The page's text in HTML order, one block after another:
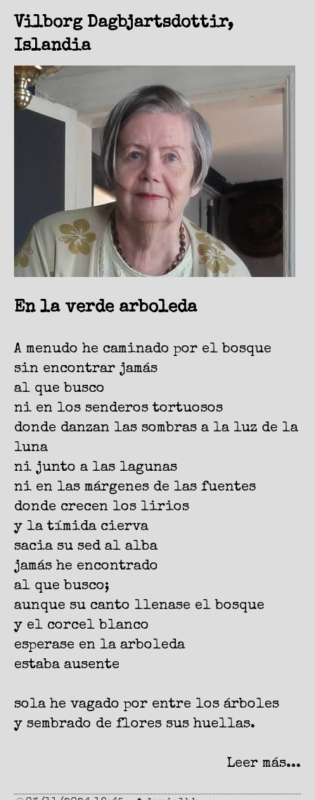
Vilborg Dagbjartsdottir,
Islandia
En la verde arboleda
A menudo he caminado por el bosque
sin encontrar jamás
al que busco
ni en los senderos tortuosos
donde danzan las sombras a la luz de la
luna
ni junto a las lagunas
ni en las márgenes de las fuentes
donde crecen los lirios
y la tímida cierva
sacia su sed al alba
jamás he encontrado
al que busco;
aunque su canto llenase el bosque
y el corcel blanco
esperase en la arboleda
estaba ausente
sola he vagado por entre los árboles
y sembrado de flores sus huellas.
Leer más...